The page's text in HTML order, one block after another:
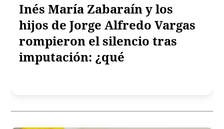
Inés María Zabaraín y los
hijos de Jorge Alfredo Vargas
rompieron el silencio tras
imputación: ¿qué